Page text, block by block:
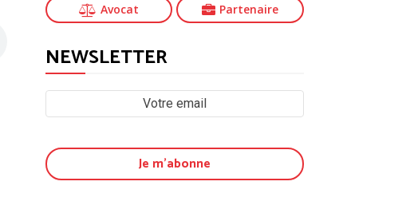
Avocat Partenaire
NEWSLETTER